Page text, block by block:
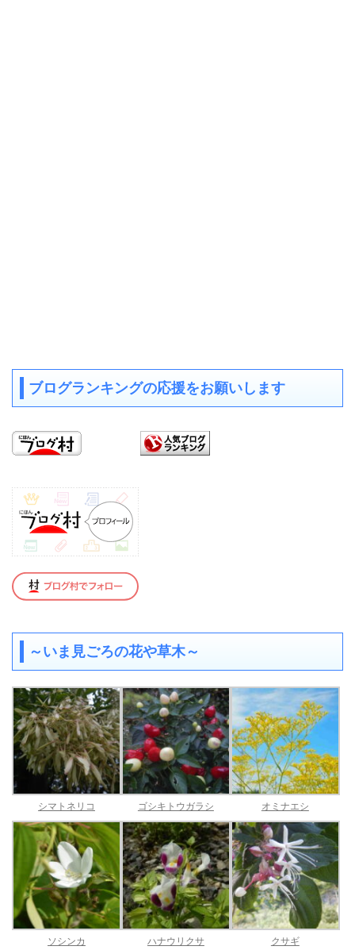
ブログランキングの応援をお願いします
～いま見ごろの花や草木～
シマトネリコ ゴシキトウガラシ オミナエシ
ソシンカ ハナウリクサ クサギ